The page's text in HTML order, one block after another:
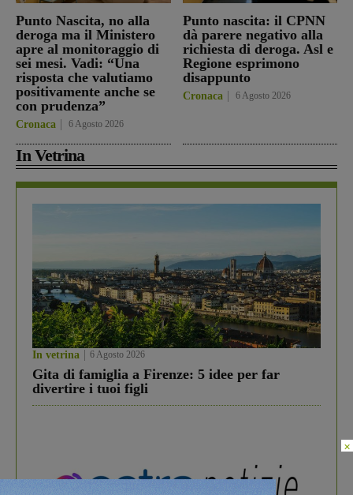
Punto Nascita, no alla
deroga ma il Ministero
apre al monitoraggio di
sei mesi. Vadi: “Una
risposta che valutiamo
positivamente anche se
con prudenza”
Cronaca 6 Agosto 2026
Punto nascita: il CPNN
dà parere negativo alla
richiesta di deroga. Asl e
Regione esprimono
disappunto
Cronaca 6 Agosto 2026
In Vetrina
In vetrina 6 Agosto 2026
Gita di famiglia a Firenze: 5 idee per far
divertire i tuoi figli
×